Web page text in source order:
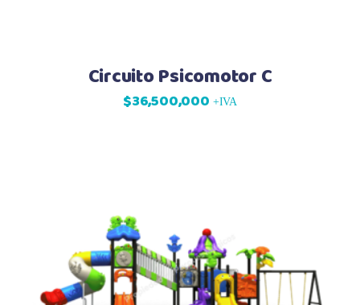
Circuito Psicomotor C
$36,500,000 +IVA